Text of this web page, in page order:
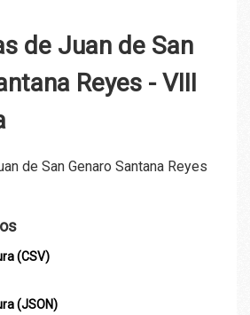
de Juan de San
Reyes - VIII
de San Genaro Santana Reyes
(CSV)
(JSON)